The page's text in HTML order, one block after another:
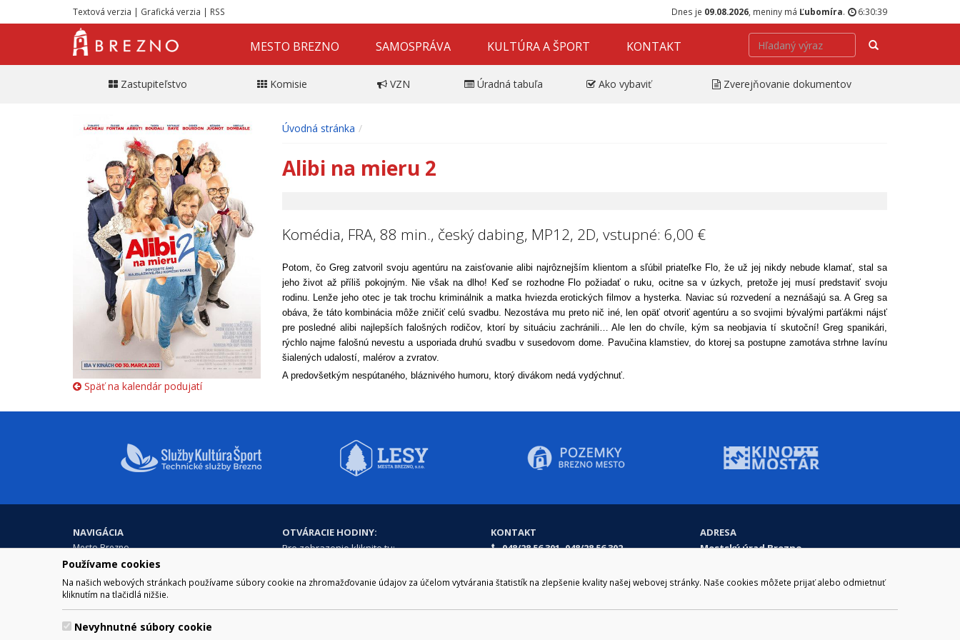
Používame cookies
Na našich webových stránkach používame súbory cookie na zhromažďovanie údajov za účelom vytvárania štatistík na zlepšenie kvality našej webovej stránky. Naše cookies môžete prijať alebo odmietnuť
kliknutím na tlačidlá nižšie.
Nevyhnutné súbory cookie
Textová verzia | Grafická verzia | RSS Dnes je 09.08.2026 , meniny má Ľubomíra. 6:30:39
MESTO BREZNO SAMOSPRÁVA KULTÚRA A ŠPORT KONTAKT Hľadať
Zastupiteľstvo Komisie VZN Úradná tabuľa Ako vybaviť Zverejňovanie dokumentov
Späť na kalendár podujatí
Úvodná stránka
Alibi na mieru 2
Komédia, FRA, 88 min., český dabing, MP12, 2D, vstupné: 6,00 €
Potom, čo Greg zatvoril svoju agentúru na zaisťovanie alibi najrôznejším klientom a sľúbil priateľke Flo, že už jej nikdy nebude klamať, stal sa
jeho život až příliš pokojným. Nie však na dlho! Keď se rozhodne Flo požiadať o ruku, ocitne sa v úzkych, pretože jej musí predstaviť svoju
rodinu. Lenže jeho otec je tak trochu kriminálnik a matka hviezda erotických filmov a hysterka. Naviac sú rozvedení a neznášajú sa. A Greg sa
obáva, že táto kombinácia môže zničiť celú svadbu. Nezostáva mu preto nič iné, len opäť otvoriť agentúru a so svojimi bývalými parťákmi nájsť
pre posledné alibi najlepších falošných rodičov, ktorí by situáciu zachránili… Ale len do chvíle, kým sa neobjavia tí skutoční! Greg spanikári,
rýchlo najme falošnú nevestu a usporiada druhú svadbu v susedovom dome. Pavučina klamstiev, do ktorej sa postupne zamotáva strhne lavínu
šialených udalostí, malérov a zvratov.
A predovšetkým nespútaného, bláznivého humoru, ktorý divákom nedá vydýchnuť.
NAVIGÁCIA
Mesto Brezno
Samospráva
Kultúra a šport
Kontakt
OTVÁRACIE HODINY:
Pre zobrazenie kliknite tu:
Obedňajšia prestávka
KONTAKT
048/28 56 301, 048/28 56 302
ADRESA
Mestský úrad Brezno
Slovakia (Slovak Republic)